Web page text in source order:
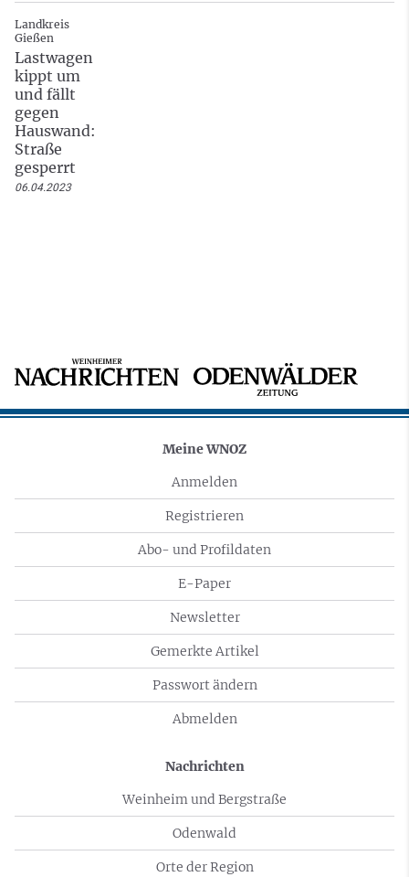
Landkreis
Gießen
Lastwagen
kippt um
und fällt
gegen
Hauswand:
Straße
gesperrt
06.04.2023
Meine WNOZ
Anmelden
Registrieren
Abo- und Profildaten
E-Paper
Newsletter
Gemerkte Artikel
Passwort ändern
Abmelden
Nachrichten
Weinheim und Bergstraße
Odenwald
Orte der Region